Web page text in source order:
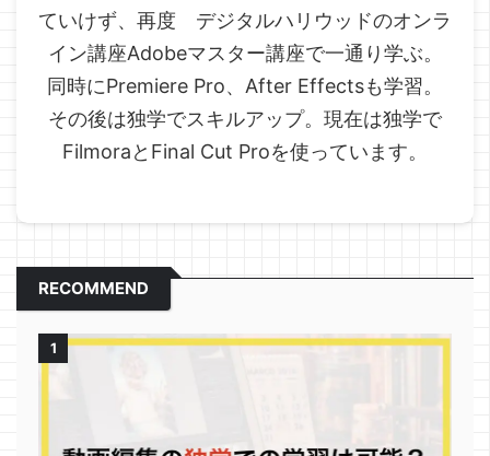
ていけず、再度 デジタルハリウッドのオンラ
イン講座Adobeマスター講座で一通り学ぶ。
同時にPremiere Pro、After Effectsも学習。
その後は独学でスキルアップ。現在は独学で
FilmoraとFinal Cut Proを使っています。
RECOMMEND
1